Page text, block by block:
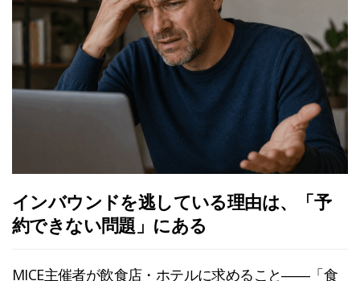
インバウンドを逃している理由は、「予
約できない問題」にある
MICE主催者が飲食店・ホテルに求めること――「食